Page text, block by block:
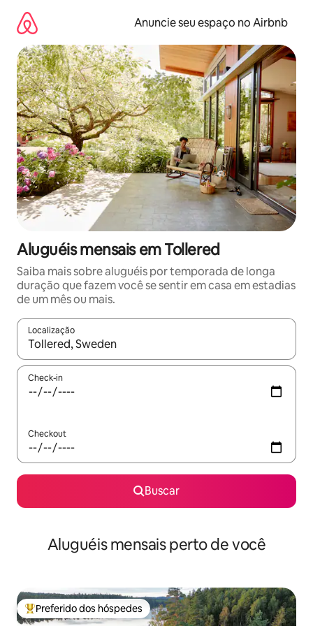
para
conteúdo
Anuncie seu espaço no Airbnb
Aluguéis mensais em Tollered
Saiba mais sobre aluguéis por temporada de longa
duração que fazem você se sentir em casa em estadias
de um mês ou mais.
Localização
Quando os resultados estiverem disponíveis, explore-os
Check-in
Checkout
Buscar
Aluguéis mensais perto de você
Entre os melhores preferidos dos hóspedes
Preferido dos hóspedes